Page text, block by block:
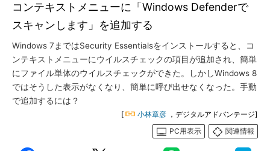
コンテキストメニューに「Windows Defenderで
スキャンします」を追加する
Windows 7まではSecurity Essentialsをインストールすると、コ
ンテキストメニューにウイルスチェックの項目が追加され、簡単
にファイル単体のウイルスチェックができた。しかしWindows 8
ではそうした表示がなくなり、簡単に呼び出せなくなった。手動
で追加するには？
[ 小林章彦 ，デジタルアドバンテージ]
PC用表示
関連情報